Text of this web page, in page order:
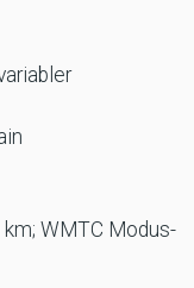
WMTC Modus-